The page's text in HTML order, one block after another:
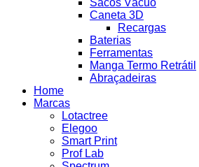
Sacos Vácuo
Caneta 3D
Recargas
Baterias
Ferramentas
Manga Termo Retrátil
Abraçadeiras
Home
Marcas
Lotactree
Elegoo
Smart Print
Prof Lab